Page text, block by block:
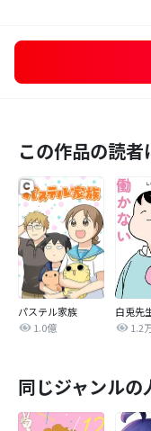
この作品の読
パステル家族
1.0億
1.2
同じジャンルの